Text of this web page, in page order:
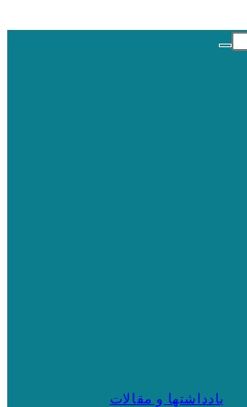
یادداشتها و مقالات